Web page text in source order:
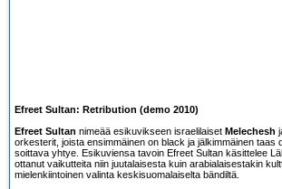
Efreet Sultan: Retribution (demo 2010)
Efreet Sultan nimeää esikuvikseen israelilaiset Melechesh
orkesterit, joista ensimmäinen on black ja jälkimmäinen taas
soittava yhtye. Esikuviensa tavoin Efreet Sultan käsittelee
ottanut vaikutteita niin juutalaisesta kuin arabialaisestakin
mielenkiintoinen valinta keskisuomalaiselta bändiltä.